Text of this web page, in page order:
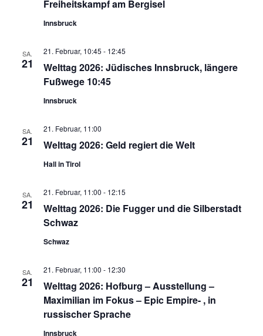
Freiheitskampf am Bergisel
Innsbruck
SA.
21
Welttag 2026: Jüdisches Innsbruck, längere
Fußwege 10:45
21. Februar, 10:45 - 12:45
Innsbruck
SA.
21 Welttag 2026: Geld regiert die Welt
21. Februar, 11:00
Hall in Tirol
SA.
21
Welttag 2026: Die Fugger und die Silberstadt
Schwaz
21. Februar, 11:00 - 12:15
Schwaz
SA.
21
Welttag 2026: Hofburg – Ausstellung –
Maximilian im Fokus – Epic Empire- , in
russischer Sprache
21. Februar, 11:00 - 12:30
Innsbruck